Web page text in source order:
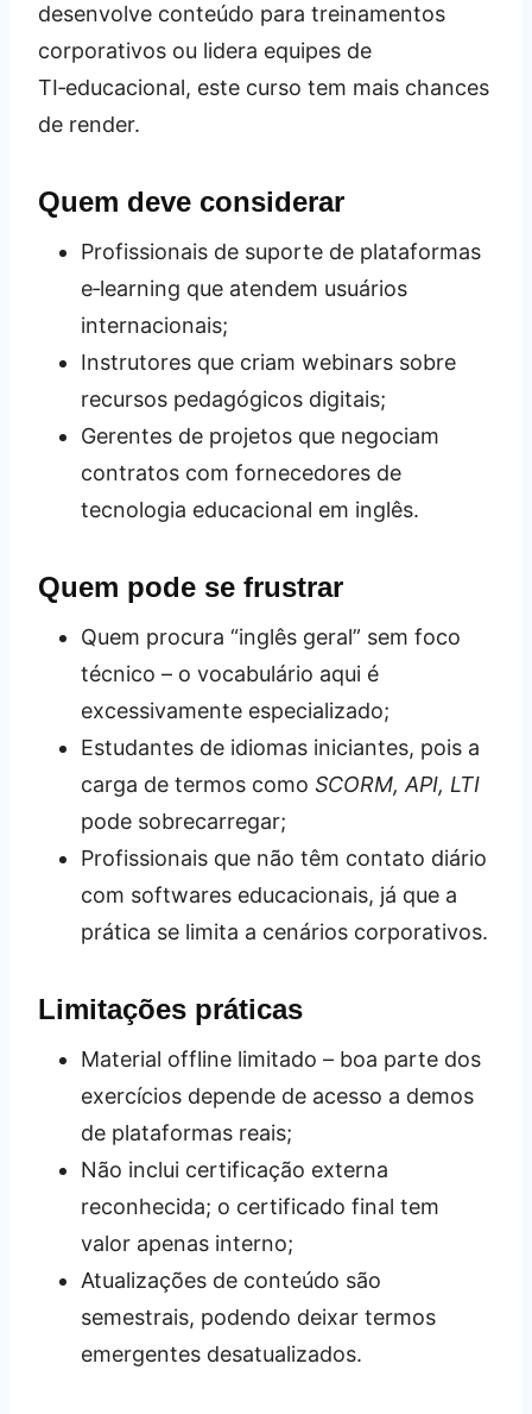
desenvolve conteúdo para treinamentos
corporativos ou lidera equipes de
TI‑educacional, este curso tem mais chances
de render.
Quem deve considerar
Profissionais de suporte de plataformas
e‑learning que atendem usuários
internacionais;
Instrutores que criam webinars sobre
recursos pedagógicos digitais;
Gerentes de projetos que negociam
contratos com fornecedores de
tecnologia educacional em inglês.
Quem pode se frustrar
Quem procura “inglês geral” sem foco
técnico – o vocabulário aqui é
excessivamente especializado;
Estudantes de idiomas iniciantes, pois a
carga de termos como SCORM, API, LTI
pode sobrecarregar;
Profissionais que não têm contato diário
com softwares educacionais, já que a
prática se limita a cenários corporativos.
Limitações práticas
Material offline limitado – boa parte dos
exercícios depende de acesso a demos
de plataformas reais;
Não inclui certificação externa
reconhecida; o certificado final tem
valor apenas interno;
Atualizações de conteúdo são
semestrais, podendo deixar termos
emergentes desatualizados.